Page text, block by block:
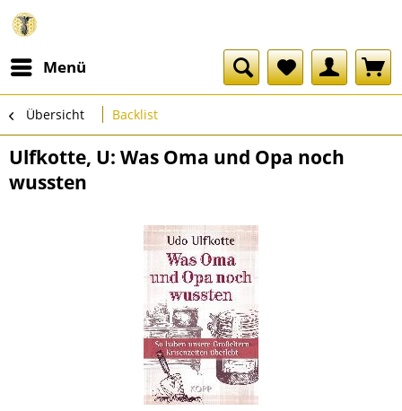
Menü
Übersicht Backlist
Ulfkotte, U: Was Oma und Opa noch
wussten